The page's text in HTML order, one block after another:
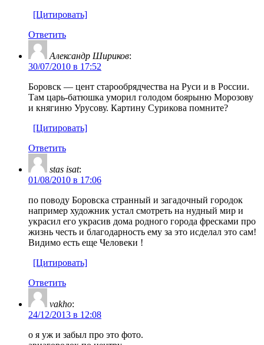
[Цитировать]
Ответить
Александр Шириков:
30/07/2010 в 17:52
Боровск — цент старообрядчества на Руси и в России.
Там царь-батюшка уморил голодом боярыню Морозову
и княгиню Урусову. Картину Сурикова помните?
[Цитировать]
Ответить
stas isat:
01/08/2010 в 17:06
по поводу Боровска странный и загадочный городок
например художник устал смотреть на нудный мир и
украсил его украсив дома родного города фресками про
жизнь честь и благодарность ему за это исделал это сам!
Видимо есть еще Человеки !
[Цитировать]
Ответить
vakho:
24/12/2013 в 12:08
о я уж и забыл про это фото.